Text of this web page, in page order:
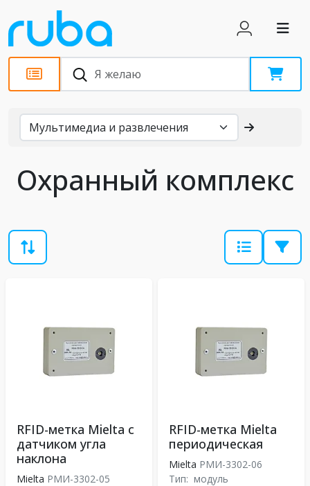
Каталог
Охранный комплекс
RFID-метка Mielta с
датчиком угла
наклона
Mielta РМИ-3302-05
RFID-метка Mielta
периодическая
Mielta РМИ-3302-06
Тип: модуль